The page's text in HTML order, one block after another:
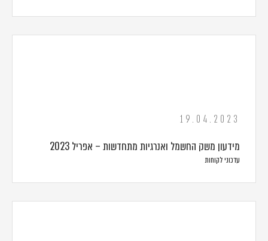
19.04.2023
מידעון משק החשמל ואנרגיות מתחדשות – אפריל 2023
עדכוני לקוחות